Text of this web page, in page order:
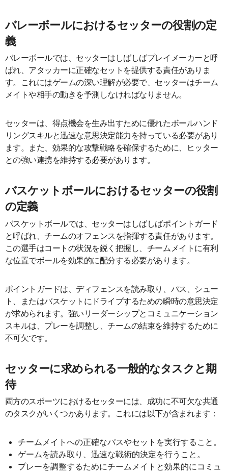
バレーボールにおけるセッターの役割の定
義
バレーボールでは、セッターはしばしばプレイメーカーと呼
ばれ、アタッカーに正確なセットを提供する責任がありま
す。これにはゲームの深い理解が必要で、セッターはチーム
メイトや相手の動きを予測しなければなりません。
セッターは、得点機会を生み出すために優れたボールハンド
リングスキルと迅速な意思決定能力を持っている必要があり
ます。また、効果的な攻撃戦略を確保するために、ヒッター
との強い連携を維持する必要があります。
バスケットボールにおけるセッターの役割
の定義
バスケットボールでは、セッターはしばしばポイントガード
と呼ばれ、チームのオフェンスを指揮する責任があります。
この選手はコートの状況を鋭く把握し、チームメイトに有利
な位置でボールを効果的に配分する必要があります。
ポイントガードは、ディフェンスを読み取り、パス、シュー
ト、またはバスケットにドライブするための瞬時の意思決定
が求められます。強いリーダーシップとコミュニケーション
スキルは、プレーを調整し、チームの結束を維持するために
不可欠です。
セッターに求められる一般的なタスクと期
待
両方のスポーツにおけるセッターには、成功に不可欠な共通
のタスクがいくつかあります。これには以下が含まれます：
チームメイトへの正確なパスやセットを実行すること。
ゲームを読み取り、迅速な戦術的決定を行うこと。
プレーを調整するためにチームメイトと効果的にコミュ